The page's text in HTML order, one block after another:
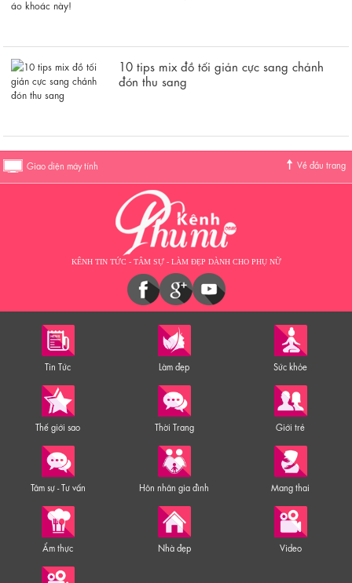
10 tips mix đồ tối giản cực sang chảnh
đón thu sang
Giao diện máy tính Về đầu trang
KÊNH TIN TỨC - TÂM SỰ - LÀM ĐẸP DÀNH CHO PHỤ NỮ
Tin Tức Làm đẹp Sức khỏe
Thế giới sao Thời Trang Giới trẻ
Tâm sự - Tư vấn Hôn nhân gia đình Mang thai
Ẩm thực Nhà đẹp Video